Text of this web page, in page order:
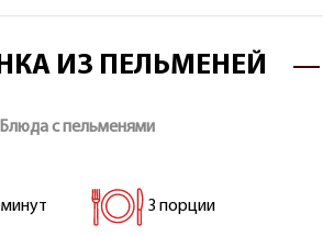
ИЗ ПЕЛЬМЕНЕЙ
Блюда с пельменями
3 порции